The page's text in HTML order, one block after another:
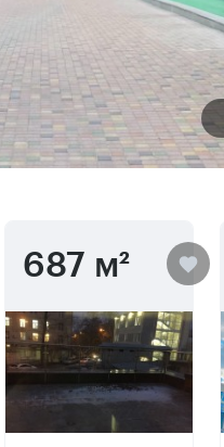
687 м²